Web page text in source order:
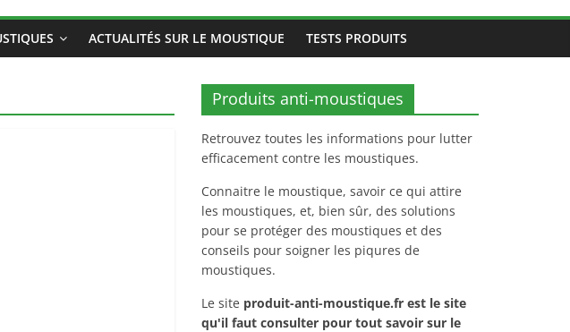
ACTUALITÉS SUR LE MOUSTIQUE TESTS PRODUITS
Produits anti-moustiques
Retrouvez toutes les informations pour lutter
efficacement contre les moustiques.
Connaitre le moustique, savoir ce qui attire
les moustiques, et, bien sûr, des solutions
pour se protéger des moustiques et des
conseils pour soigner les piqures de
moustiques.
Le site produit-anti-moustique.fr est le site
qu'il faut consulter pour tout savoir sur le